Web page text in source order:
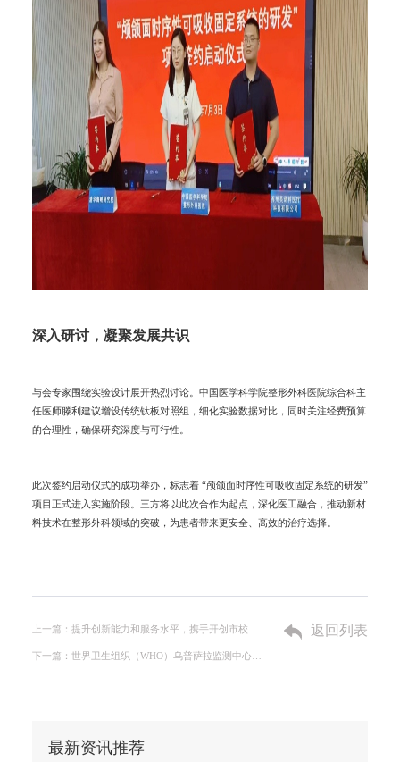
深入研讨，凝聚发展共识
与会专家围绕实验设计展开热烈讨论。中国医学科学院整形外科医院综合科主
任医师滕利建议增设传统钛板对照组，细化实验数据对比，同时关注经费预算
的合理性，确保研究深度与可行性。
此次签约启动仪式的成功举办，标志着 “颅颌面时序性可吸收固定系统的研发”
项目正式进入实施阶段。三方将以此次合作为起点，深化医工融合，推动新材
料技术在整形外科领域的突破，为患者带来更安全、高效的治疗选择。
下一篇：世界卫生组织（WHO）乌普萨拉监测中心专家到海峡院交流
返回列表
最新资讯推荐